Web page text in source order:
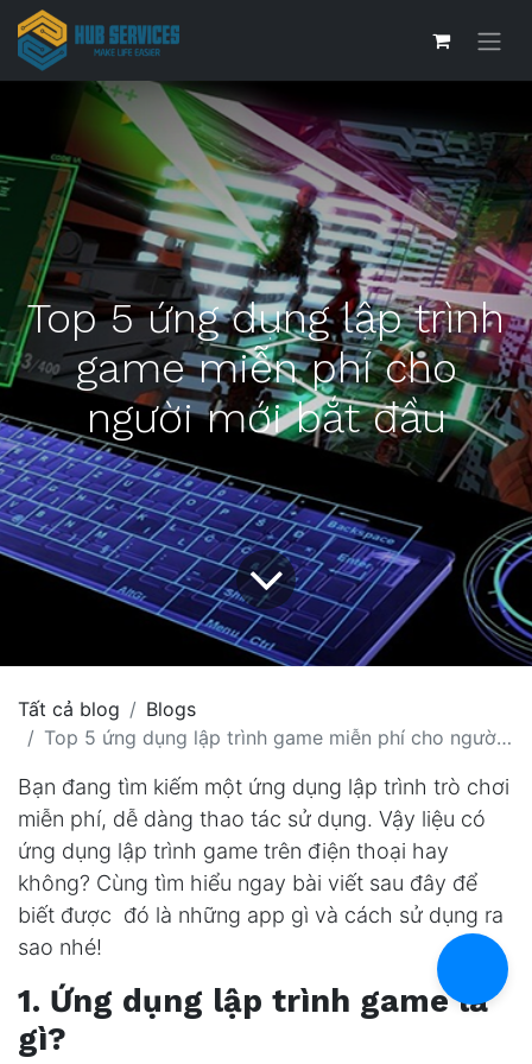
Top 5 ứng dụng lập trình
game miễn phí cho
người mới bắt đầu
Tất cả blog
Blogs
Top 5 ứng dụng lập trình game miễn phí cho người mới bắt đầu
Bạn đang tìm kiếm một ứng dụng lập trình trò chơi
miễn phí, dễ dàng thao tác sử dụng. Vậy liệu có
ứng dụng lập trình game trên điện thoại hay
không? Cùng tìm hiểu ngay bài viết sau đây để
biết được đó là những app gì và cách sử dụng ra
sao nhé!
1. Ứng dụng lập trình game là
gì?